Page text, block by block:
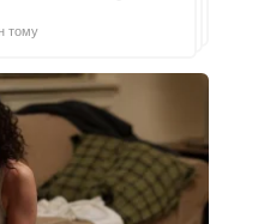
тому